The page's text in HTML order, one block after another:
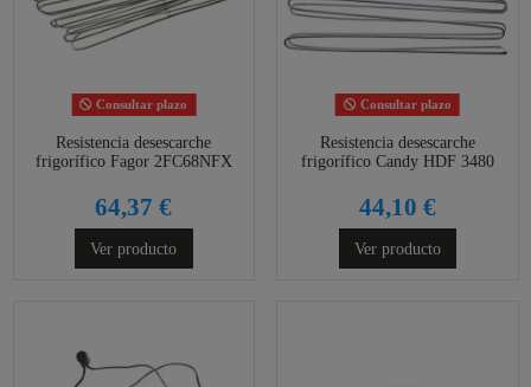
Consultar plazo
Resistencia desescarche
frigorífico Fagor 2FC68NFX
64,37 €
Ver producto
Consultar plazo
Resistencia desescarche
frigorífico Candy HDF 3480
44,10 €
Ver producto